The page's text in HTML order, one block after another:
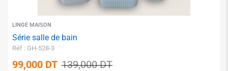
LINGE MAISON
Série salle de bain
Réf : GH-528-3
139,000DT
99,000 DT